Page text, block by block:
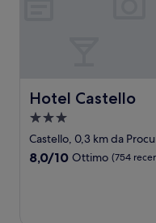
Hotel Castello
Hotel Castello
Struttura
a
3.0
Castello, 0,3 km da
8.0
8,0/10 Ottimo (754